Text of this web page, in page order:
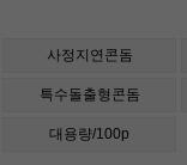
사정지연콘돔
특수돌출형콘돔
대용량/100p